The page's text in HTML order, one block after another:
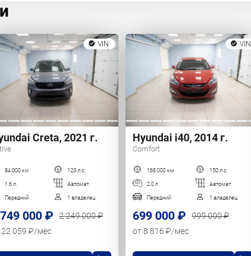
VIN
Creta, 2021 г.
84 000 км 123 л.с.
1.6 л. Автомат
Передний 1 владелец
000 ₽
2 249 000 ₽
22 059 ₽/мес
VIN
Hyundai i40, 2014 г.
Comfort
168 000 км 150 л.с.
2.0 л. Автомат
Передний 1 владелец
699 000 ₽
999 000 ₽
от 8 816 ₽/мес